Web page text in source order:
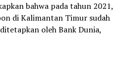
bahwa pada tahun 2021,
di Kalimantan Timur sudah
oleh Bank Dunia,